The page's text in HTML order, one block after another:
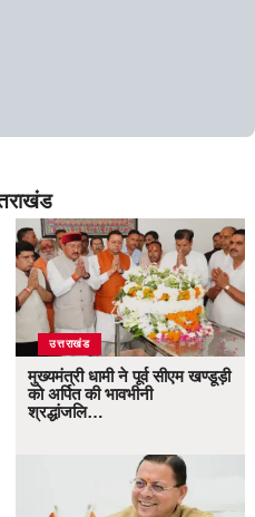
उत्तराखंड
मुख्यमंत्री धामी ने पूर्व सीएम खण्डूड़ी
को अर्पित की भावभीनी
श्रद्धांजलि…